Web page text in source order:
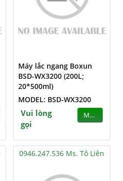
Máy lắc ngang Boxun
BSD-WX3200 (200L;
20*500ml)
MODEL: BSD-WX3200
Vui lòng
gọi
MUA
0946.247.536 Ms. Tô Liên